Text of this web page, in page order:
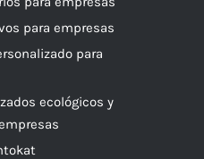
para empresas
para
ecológicos y